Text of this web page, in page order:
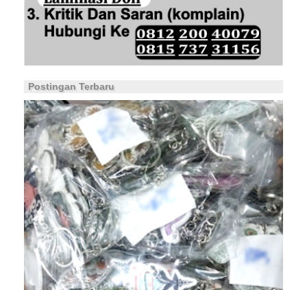
Postingan Terbaru